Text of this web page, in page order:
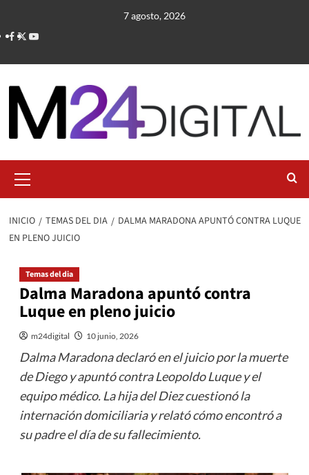
contenido
7 agosto, 2026
primario
INICIO TEMAS DEL DIA
DALMA MARADONA APUNTÓ CONTRA LUQUE
EN PLENO JUICIO
Temas del dia
Dalma Maradona apuntó contra
Luque en pleno juicio
m24digital 10 junio, 2026
Dalma Maradona declaró en el juicio por la muerte
de Diego y apuntó contra Leopoldo Luque y el
equipo médico. La hija del Diez cuestionó la
internación domiciliaria y relató cómo encontró a
su padre el día de su fallecimiento.